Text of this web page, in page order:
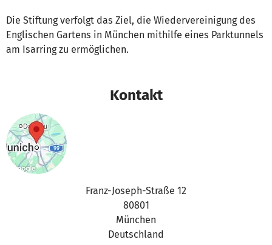
Die Stiftung verfolgt das Ziel, die Wiedervereinigung des
Englischen Gartens in München mithilfe eines Parktunnels
am Isarring zu ermöglichen.
Kontakt
Franz-Joseph-Straße 12
80801
München
Deutschland